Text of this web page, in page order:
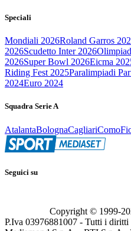
Speciali
Mondiali 2026Roland Garros
2026Scudetto Inter 2026
2026Super Bowl 2026Eicma
Riding Fest 2025Paralimpiadi
2024Euro 2024
Squadra Serie A
AtalantaBolognaCagliariComo
Seguici su
Copyright © 1999-
P.Iva 03976881007 - Tutti i